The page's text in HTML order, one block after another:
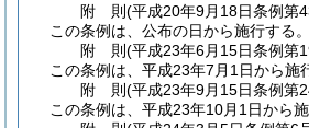
附 則(平成20年9月18日条例第
この条例は、公布の日から施行する。
附 則(平成23年6月15日条例第
この条例は、平成23年7月1日から施
附 則(平成23年9月15日条例第
この条例は、平成23年10月1日から施